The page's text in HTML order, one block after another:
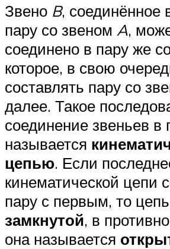
Звено B, соединённое
пару со звеном A,
соединено в пару же
которое, в свою
составлять пару со
далее. Такое
соединение звеньев в
называется
цепью. Если
кинематической цепи
пару с первым, то
замкнутой, в
она называется